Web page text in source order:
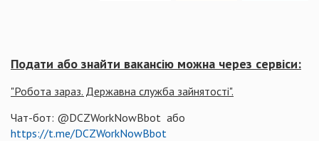
Подати або знайти вакансію можна через сервіси:
"Робота зараз. Державна служба зайнятості".
Чат-бот: @DCZWorkNowBbot або
https://t.me/DCZWorkNowBbot